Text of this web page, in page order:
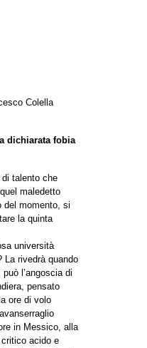
Colella
dichiarata fobia
di talento che
maledetto
del momento, si
la quinta
università
La rivedrà quando
l’angoscia di
pensato
ore di volo
in Messico, alla
acido e